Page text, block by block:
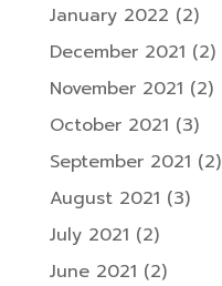
January 2022 (2)
December 2021 (2)
November 2021 (2)
October 2021 (3)
September 2021 (2)
August 2021 (3)
July 2021 (2)
June 2021 (2)